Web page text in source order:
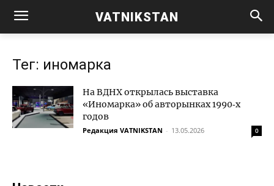
VATNIKSTAN
Тег: иномарка
На ВДНХ открылась выставка
«Иномарка» об авторынках 1990‑х
годов
Редакция VATNIKSTAN - 13.05.2026 0